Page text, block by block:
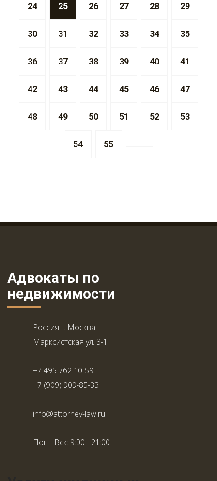
24 25 26 27 28 29
30 31 32 33 34 35
36 37 38 39 40 41
42 43 44 45 46 47
48 49 50 51 52 53
54 55
Адвокаты по
недвижимости
Россия г. Москва
Марксистская ул. 3-1
+7 495 762 10-59
+7 (909) 909-85-33
info@attorney-law.ru
Пон - Вск: 9:00 - 21:00